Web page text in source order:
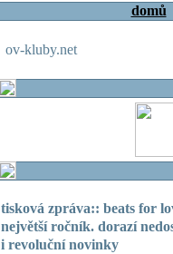
domů
ov-kluby.net
tisková zpráva:: beats for
největší ročník. dorazí
i revoluční novinky